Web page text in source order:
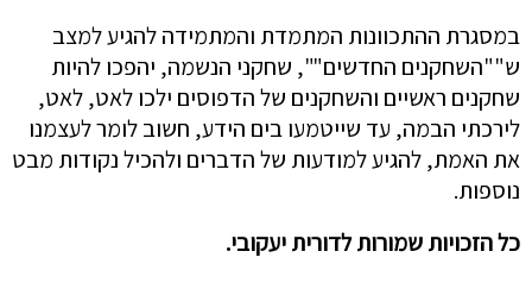
במסגרת ההתכוונות המתמדת והמתמידה להגיע למצב
ש""השחקנים החדשים"", שחקני הנשמה, יהפכו להיות
שחקנים ראשיים והשחקנים של הדפוסים ילכו לאט, לאט,
לירכתי הבמה, עד שייטמעו בים הידע, חשוב לומר לעצמנו
את האמת, להגיע למודעות של הדברים ולהכיל נקודות מבט
נוספות.
כל הזכויות שמורות לדורית יעקובי.